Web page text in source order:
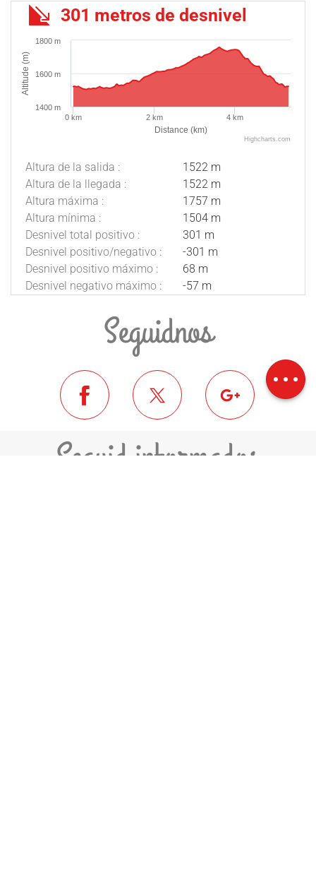
Desnivel
301 metros de desnivel
Distance (km)
Altitude (m)
0 km 2 km 4 km
1400 m
1600 m
1800 m
Highcharts.com
Altura de la salida :
1522 m
Altura de la llegada :
1522 m
Altura máxima :
1757 m
Altura mínima :
1504 m
Desnivel total positivo :
301 m
Desnivel positivo/negativo :
-301 m
Desnivel positivo máximo :
68 m
Desnivel negativo máximo :
-57 m
Seguidnos
Seguid informados